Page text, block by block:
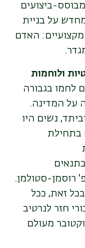
ביצועים
על בניית
מקצועיים: האדם
ולוחמות
לחמו בגבורה
על המדינה.
נשים היו
בתחילת
רוסמן-סטולמן.
זאת, ככל
חזר לנרטיב
כאילו אירועי 7 באוקטובר מעולם